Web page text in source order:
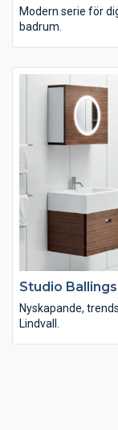
Modern serie för
badrum.
Studio
Nyskapande,
Lindvall.